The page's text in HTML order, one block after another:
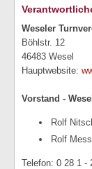
Weseler
Böhlstr. 12
46483 Wesel
Hauptwebsite:
Vorstand -
Rolf
Rolf
Telefon: 0 28 1 -